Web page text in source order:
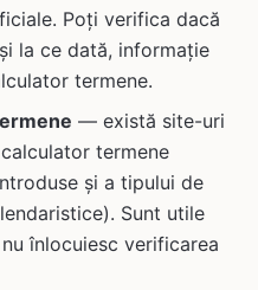
Poți verifica dacă
la ce dată, informație
termene.
— există site-uri
termene
și a tipului de
Sunt utile
înlocuiesc verificarea